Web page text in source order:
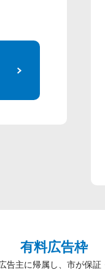
有料広告枠
主に帰属し、市が保証